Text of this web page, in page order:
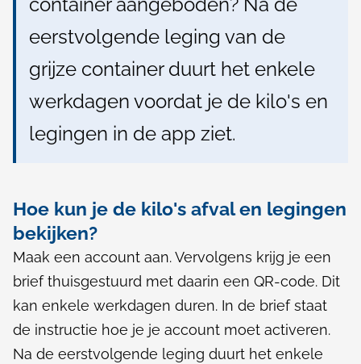
n
)
r
n
)
container aangeboden? Na de
eerstvolgende leging van de
grijze container duurt het enkele
werkdagen voordat je de kilo's en
legingen in de app ziet.
Hoe kun je de kilo's afval en legingen
bekijken?
Maak een account aan. Vervolgens krijg je een
brief thuisgestuurd met daarin een QR-code. Dit
kan enkele werkdagen duren. In de brief staat
de instructie hoe je je account moet activeren.
Na de eerstvolgende leging duurt het enkele